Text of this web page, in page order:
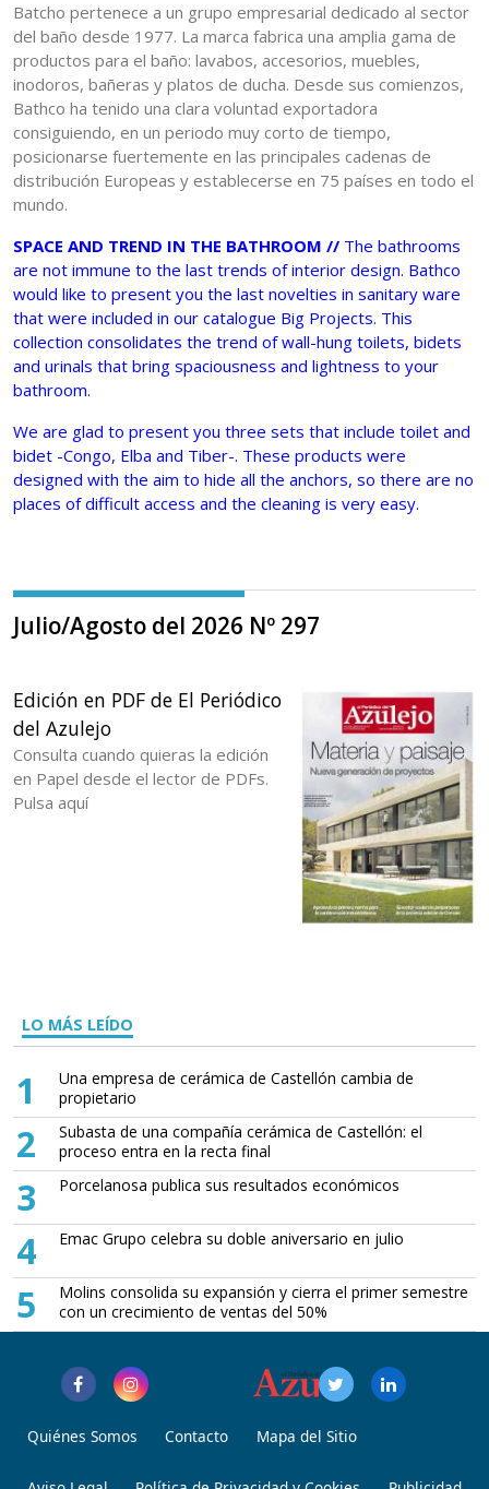
Batcho pertenece a un grupo empresarial dedicado al sector
del baño desde 1977. La marca fabrica una amplia gama de
productos para el baño: lavabos, accesorios, muebles,
inodoros, bañeras y platos de ducha. Desde sus comienzos,
Bathco ha tenido una clara voluntad exportadora
consiguiendo, en un periodo muy corto de tiempo,
posicionarse fuertemente en las principales cadenas de
distribución Europeas y establecerse en 75 países en todo el
mundo.
SPACE AND TREND IN THE BATHROOM // The bathrooms
are not immune to the last trends of interior design. Bathco
would like to present you the last novelties in sanitary ware
that were included in our catalogue Big Projects. This
collection consolidates the trend of wall-hung toilets, bidets
and urinals that bring spaciousness and lightness to your
bathroom.
We are glad to present you three sets that include toilet and
bidet -Congo, Elba and Tiber-. These products were
designed with the aim to hide all the anchors, so there are no
places of difficult access and the cleaning is very easy.
Julio/Agosto del 2026 Nº 297
Edición en PDF de El Periódico
del Azulejo
Consulta cuando quieras la edición
en Papel desde el lector de PDFs.
Pulsa aquí
LO MÁS LEÍDO
1
Una empresa de cerámica de Castellón cambia de
propietario
2
Subasta de una compañía cerámica de Castellón: el
proceso entra en la recta final
3 Porcelanosa publica sus resultados económicos
4 Emac Grupo celebra su doble aniversario en julio
5
Molins consolida su expansión y cierra el primer semestre
con un crecimiento de ventas del 50%
Quiénes Somos Contacto Mapa del Sitio